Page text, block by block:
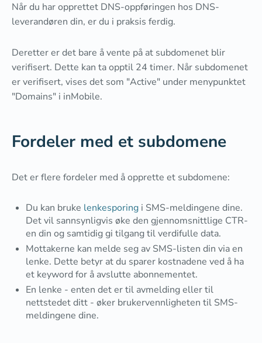
Når du har opprettet DNS-oppføringen hos DNS-
leverandøren din, er du i praksis ferdig.
Deretter er det bare å vente på at subdomenet blir
verifisert. Dette kan ta opptil 24 timer. Når subdomenet
er verifisert, vises det som "Active" under menypunktet
"Domains" i inMobile.
Fordeler med et subdomene
Det er flere fordeler med å opprette et subdomene:
Du kan bruke lenkesporing i SMS-meldingene dine.
Det vil sannsynligvis øke den gjennomsnittlige CTR-
en din og samtidig gi tilgang til verdifulle data.
Mottakerne kan melde seg av SMS-listen din via en
lenke. Dette betyr at du sparer kostnadene ved å ha
et keyword for å avslutte abonnementet.
En lenke - enten det er til avmelding eller til
nettstedet ditt - øker brukervennligheten til SMS-
meldingene dine.